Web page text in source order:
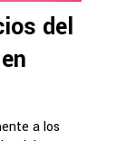
del
a los